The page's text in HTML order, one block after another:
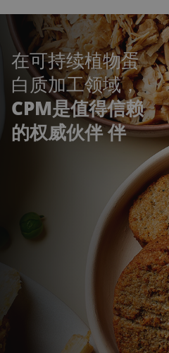
在可持续植物蛋
白质加工领域，
CPM是值得信赖
的权威伙伴伴